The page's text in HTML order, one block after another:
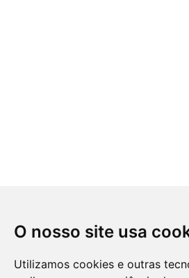
O nosso site usa
Utilizamos cookies e outras